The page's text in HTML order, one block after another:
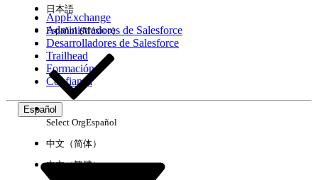
Experiencia
AppExchange
Administradores de Salesforce
Desarrolladores de Salesforce
Trailhead
Formación
Confianza
Español
日本語
Español (México)
Select OrgEspañol
中文（简体）
中文（繁體）